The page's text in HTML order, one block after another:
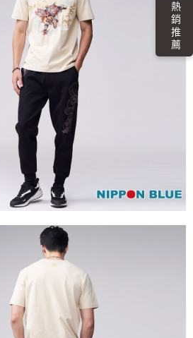
熱 銷 推 薦
使用他人資訊註冊。若發現惡意使用之情形，
停止該用戶之使用額度並採取法律行動。